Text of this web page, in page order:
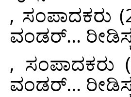
, ಸಂಪಾದಕರು
ವಂಡರ್...‌
, ಸಂಪಾದಕರು
ವಂಡರ್...‌